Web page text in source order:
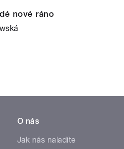
nové ráno
O nás
Jak nás naladíte